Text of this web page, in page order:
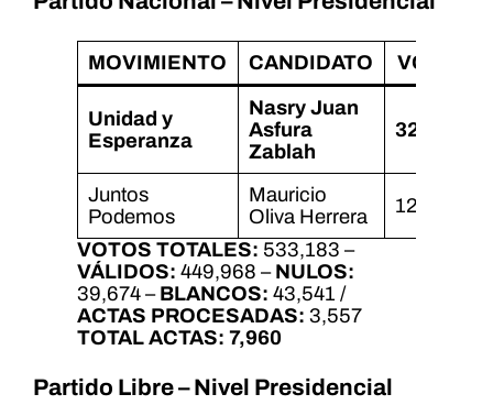
MOVIMIENTO CANDIDATO VOTOS
Unidad y
Esperanza
Nasry Juan
Asfura
Zablah
325,992
Juntos
Podemos
Mauricio
Oliva Herrera
123,976
VOTOS TOTALES: 533,183 –
VÁLIDOS: 449,968 – NULOS:
39,674 – BLANCOS: 43,541 /
ACTAS PROCESADAS: 3,557
TOTAL ACTAS: 7,960
Partido Libre – Nivel Presidencial